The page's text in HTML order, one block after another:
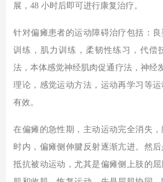
展，48 小时后即可进行康复治疗。
针对偏瘫患者的运动障碍治疗包括：
训练，肌力训练，柔韧性练习，代偿
法，本体感觉神经肌肉促通疗法，神经
理论，感觉运动方法，运动再学习等
有效。
在偏瘫的急性期，主动运动完全消失
时内，偏瘫侧伸腱反射逐渐亢进。然
抵抗被动运动，尤其是偏瘫侧上肢的